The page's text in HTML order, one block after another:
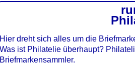
Hier dreht sich alles um die
Was ist Philatelie überhaupt?
Briefmarkensammler.